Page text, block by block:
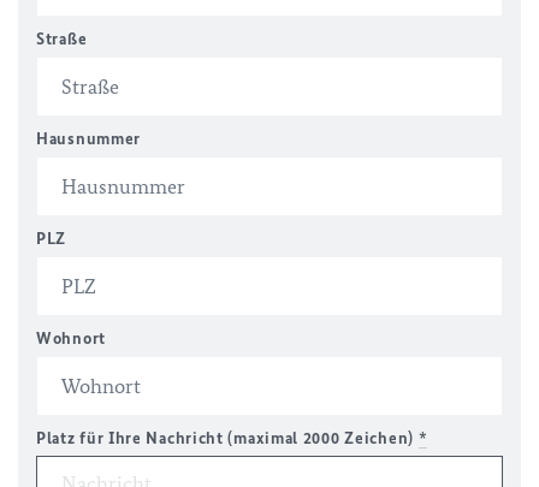
Straße
Hausnummer
PLZ
Wohnort
Platz für Ihre Nachricht (maximal 2000 Zeichen) *